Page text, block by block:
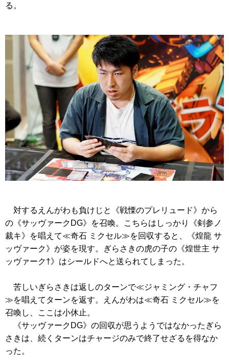
る。
対するえんがわも負けじと 《戦慄のプレリュード》 から
の 《サッヴァークDG》 を召喚。こちらはしっかり
《剣参ノ
裁キ》
を唱えて≪奇石 ミクセル≫を回収すると、
《煌龍 サ
ッヴァーク》 が姿を現す。ぎらさきの虎の子の 《煌世主 サ
ッヴァーク†》 はシールドへと送られてしまった。
苦しいぎらさきは返しのターンで≪ジャミング・チャフ
≫を唱えてターンを返す。えんがわは≪奇石 ミクセル≫を
召喚し、ここは小休止。
《サッヴァークDG》 の回収が思うようではなかったぎら
さきは、続くターンはチャージのみで終了せざるを得なか
った。